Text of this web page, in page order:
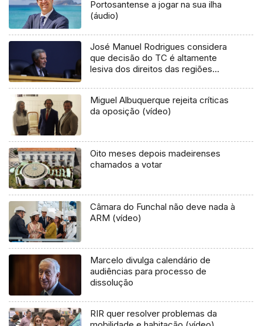
Portosantense a jogar na sua ilha
(áudio)
José Manuel Rodrigues considera
que decisão do TC é altamente
lesiva dos direitos das regiões
Miguel Albuquerque rejeita críticas
da oposição (vídeo)
Oito meses depois madeirenses
chamados a votar
Câmara do Funchal não deve nada à
ARM (vídeo)
Marcelo divulga calendário de
audiências para processo de
dissolução
RIR quer resolver problemas da